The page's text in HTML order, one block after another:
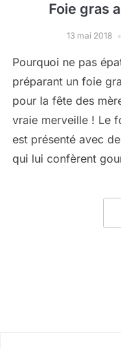
Foie gras
13 mai 2018
Pourquoi ne pas
préparant un foie
pour la fête des
vraie merveille ! Le
est présenté avec
qui lui confèrent